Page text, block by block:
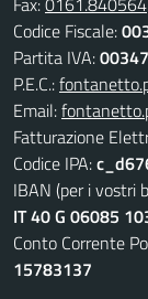
Codice Fiscale:
Partita IVA:
P.E.C.:
Email:
Fatturazione
Codice IPA:
IBAN (per i vostri
IT 40 G 06085
Conto Corrente
15783137